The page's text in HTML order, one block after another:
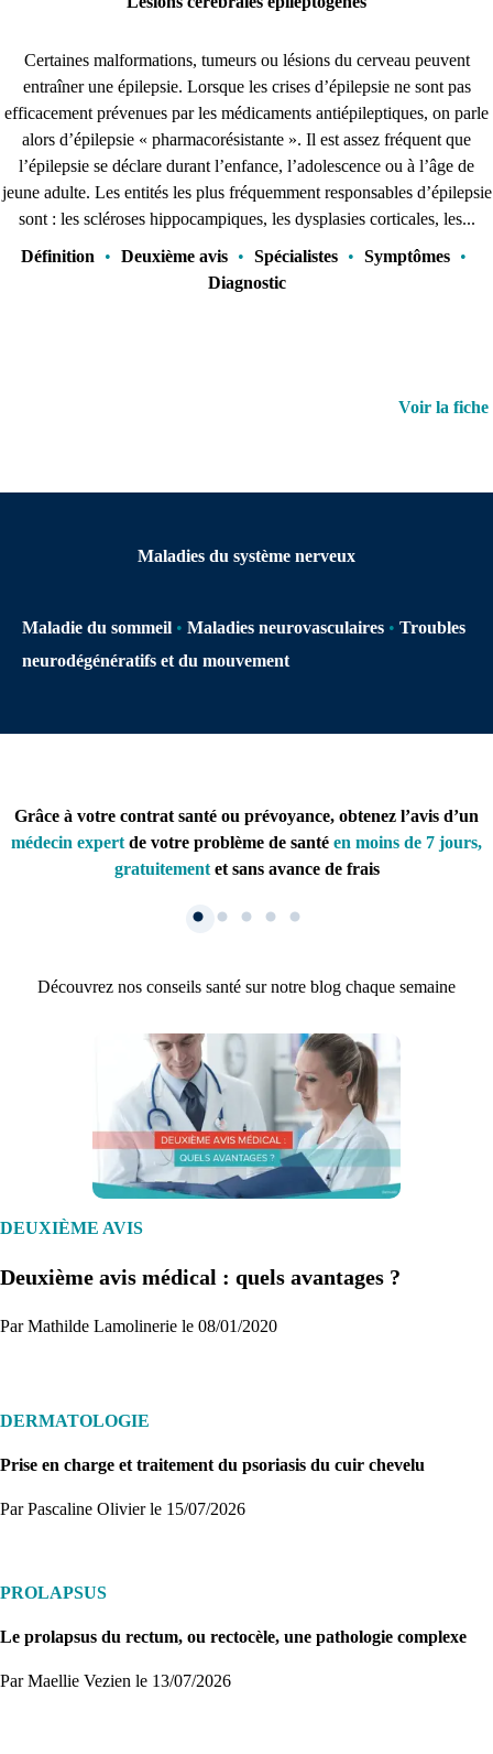
Certaines malformations, tumeurs ou lésions du cerveau peuvent
entraîner une épilepsie. Lorsque les crises d’épilepsie ne sont pas
efficacement prévenues par les médicaments antiépileptiques, on parle
alors d’épilepsie « pharmacorésistante ». Il est assez fréquent que
l’épilepsie se déclare durant l’enfance, l’adolescence ou à l’âge de
jeune adulte. Les entités les plus fréquemment responsables d’épilepsie
sont : les scléroses hippocampiques, les dysplasies corticales, les...
Définition
• Deuxième avis • Spécialistes • Symptômes •
Diagnostic
Voir la fiche
Maladies du système nerveux
Maladie du sommeil • Maladies neurovasculaires • Troubles
neurodégénératifs et du mouvement
Grâce à votre contrat santé ou prévoyance, obtenez l’avis d’un
médecin expert de votre problème de santé en moins de 7 jours,
gratuitementet sans avance de frais
1. Inscription
Créez un compte et récupérez votre dossier médical en parallèle
Je commence
Découvrez nos conseils santé sur notre blog chaque semaine
DEUXIÈME AVIS
Deuxième avis médical : quels avantages ?
Par Mathilde Lamolinerie le 08/01/2020
DERMATOLOGIE
Prise en charge et traitement du psoriasis du cuir chevelu
Par Pascaline Olivierle 15/07/2026
PROLAPSUS
Le prolapsus du rectum, ou rectocèle, une pathologie complexe
Par Maellie Vezien le 13/07/2026